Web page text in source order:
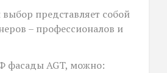
представляет собой
– профессионалов и
фасады AGT, можно: